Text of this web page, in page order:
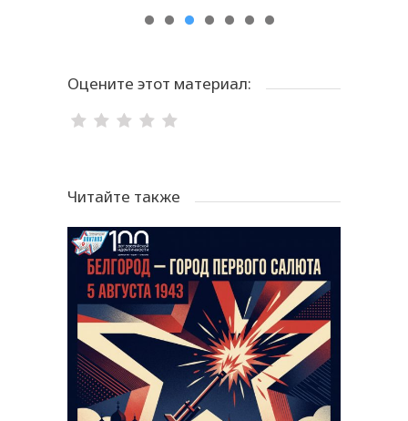
Оцените этот материал:
Читайте также